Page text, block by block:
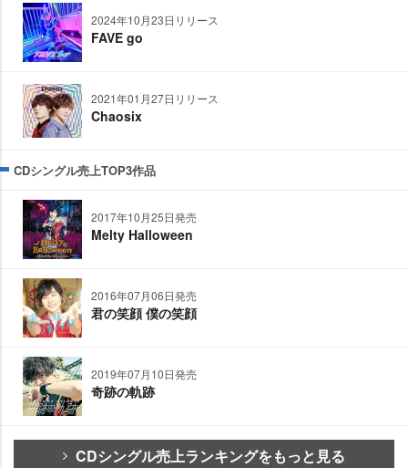
2024年10月23日リリース
FAVE go
2021年01月27日リリース
Chaosix
CDシングル売上TOP3作品
2017年10月25日発売
Melty Halloween
2016年07月06日発売
君の笑顔 僕の笑顔
2019年07月10日発売
奇跡の軌跡
CDシングル売上ランキングをもっと見る